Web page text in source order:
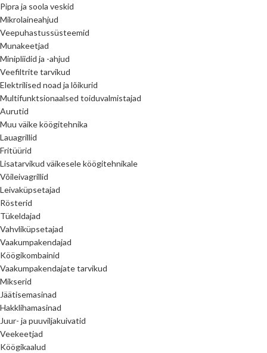
Pipra ja soola veskid
Mikrolaineahjud
Veepuhastussüsteemid
Munakeetjad
Minipliidid ja -ahjud
Veefiltrite tarvikud
Elektrilised noad ja lõikurid
Multifunktsionaalsed toiduvalmistajad
Aurutid
Muu väike köögitehnika
Lauagrillid
Fritüürid
Lisatarvikud väikesele köögitehnikale
Võileivagrillid
Leivaküpsetajad
Rösterid
Tükeldajad
Vahvliküpsetajad
Vaakumpakendajad
Köögikombainid
Vaakumpakendajate tarvikud
Mikserid
Jäätisemasinad
Hakklihamasinad
Juur- ja puuviljakuivatid
Veekeetjad
Köögikaalud